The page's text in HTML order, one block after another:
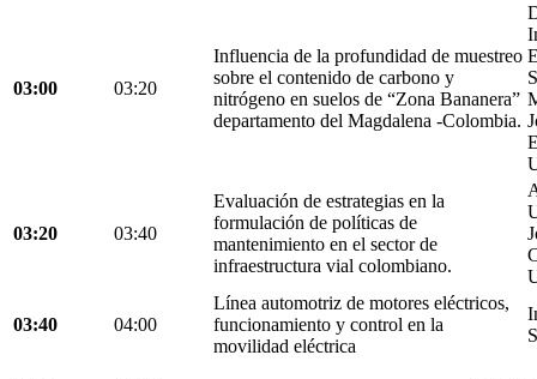
03:00 03:20
Influencia de la profundidad de muestreo
sobre el contenido de carbono y
nitrógeno en suelos de “Zona Bananera”
departamento del Magdalena -Colombia.
03:20 03:40
Evaluación de estrategias en la
formulación de políticas de
mantenimiento en el sector de
infraestructura vial colombiano.
03:40 04:00
Línea automotriz de motores eléctricos,
funcionamiento y control en la
movilidad eléctrica